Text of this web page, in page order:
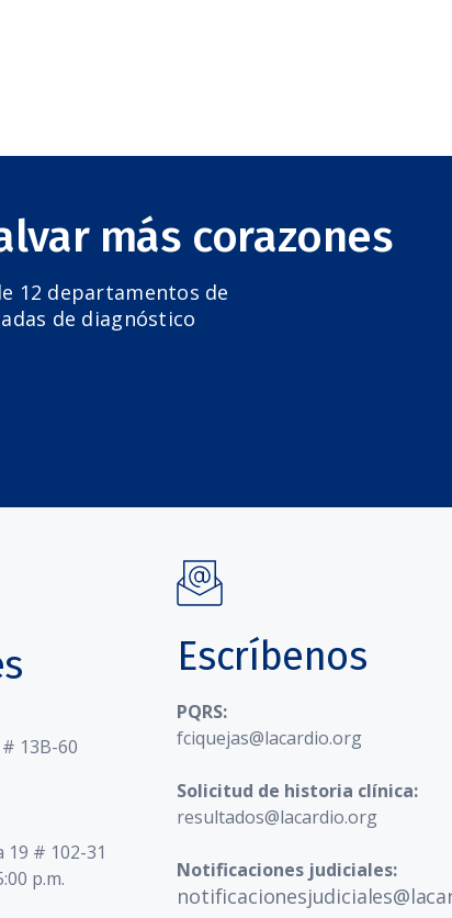
más corazones
12 departamentos de
de diagnóstico
13B-60
19 # 102-31
p.m.
Escríbenos
PQRS:
fciquejas@lacardio.org
Solicitud de historia clínica:
resultados@lacardio.org
Notificaciones judiciales: